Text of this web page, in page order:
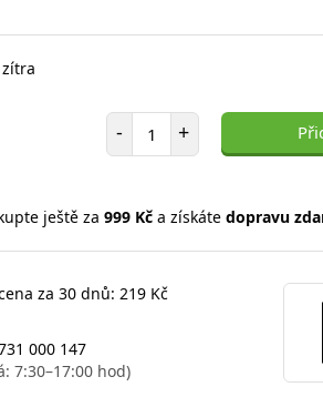
- Počet položek
+
ještě za 999 Kča získáte dopravu
za 30 dnů: 219 Kč
000 147
7:30–17:00 hod)